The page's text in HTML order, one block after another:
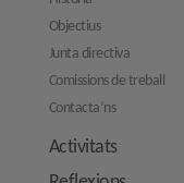
Objectius
Junta directiva
Comissions de treball
Contacta’ns
Activitats